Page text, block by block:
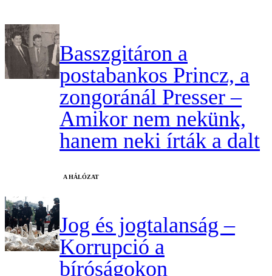
Basszgitáron a
postabankos Princz, a
zongoránál Presser –
Amikor nem nekünk,
hanem neki írták a dalt
A HÁLÓZAT
Jog és jogtalanság –
Korrupció a
bíróságokon